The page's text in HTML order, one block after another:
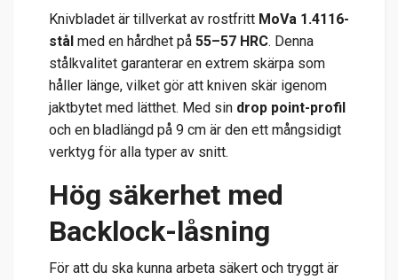
Knivbladet är tillverkat av rostfritt MoVa 1.4116-
stål med en hårdhet på 55–57 HRC. Denna
stålkvalitet garanterar en extrem skärpa som
håller länge, vilket gör att kniven skär igenom
jaktbytet med lätthet. Med sin drop point-profil
och en bladlängd på 9 cm är den ett mångsidigt
verktyg för alla typer av snitt.
Hög säkerhet med
Backlock-låsning
För att du ska kunna arbeta säkert och tryggt är